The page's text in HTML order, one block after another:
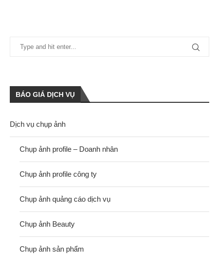
BÁO GIÁ DỊCH VỤ
Dịch vụ chụp ảnh
Chụp ảnh profile – Doanh nhân
Chụp ảnh profile công ty
Chụp ảnh quảng cáo dịch vụ
Chụp ảnh Beauty
Chụp ảnh sản phẩm